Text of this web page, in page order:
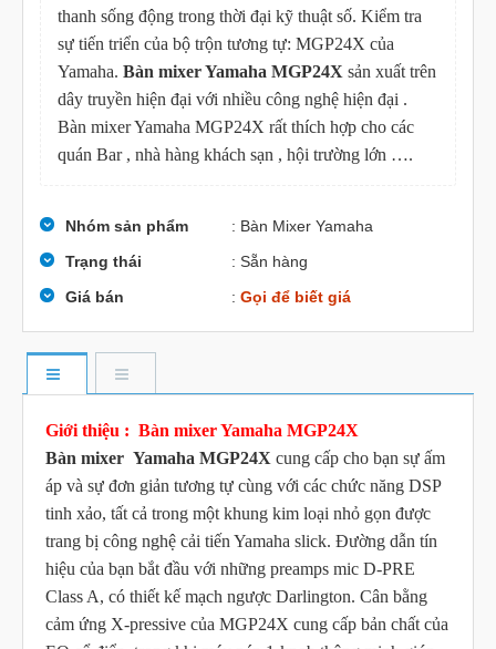
thanh sống động trong thời đại kỹ thuật số. Kiểm tra
sự tiến triển của bộ trộn tương tự: MGP24X của
Yamaha. Bàn mixer Yamaha MGP24X sản xuất trên
dây truyền hiện đại với nhiều công nghệ hiện đại .
Bàn mixer Yamaha MGP24X rất thích hợp cho các
quán Bar , nhà hàng khách sạn , hội trường lớn ….
Nhóm sản phẩm
: Bàn Mixer Yamaha
Trạng thái
: Sẵn hàng
Giá bán
: Gọi để biết giá
Giới thiệu : Bàn mixer Yamaha MGP24X
Bàn mixer Yamaha MGP24X cung cấp cho bạn sự ấm
áp và sự đơn giản tương tự cùng với các chức năng DSP
tinh xảo, tất cả trong một khung kim loại nhỏ gọn được
trang bị công nghệ cải tiến Yamaha slick. Đường dẫn tín
hiệu của bạn bắt đầu với những preamps mic D-PRE
Class A, có thiết kế mạch ngược Darlington. Cân bằng
cảm ứng X-pressive của MGP24X cung cấp bản chất của